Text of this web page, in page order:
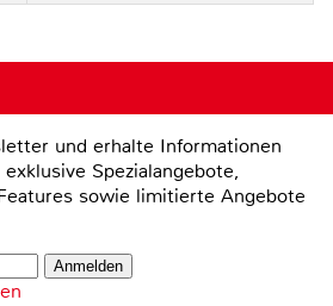
und erhalte Informationen
Spezialangebote,
sowie limitierte Angebote